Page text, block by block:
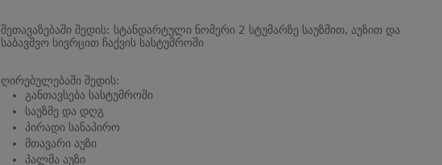
შეთავაზებაში შედის: სტანდარტული ნომერი 2 სტუმარზე საუზმით, აუზით და
საბავშვო სივრცით ჩაქვის სასტუმროში
ღირებულებაში შედის:
განთავსება სასტუმროში
საუზმე და დღგ
პირადი სანაპირო
მთავარი აუზი
პალმა აუზი